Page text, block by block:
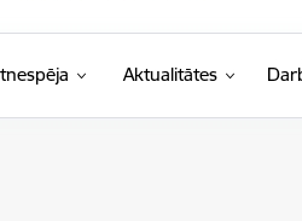
Aktualitātes